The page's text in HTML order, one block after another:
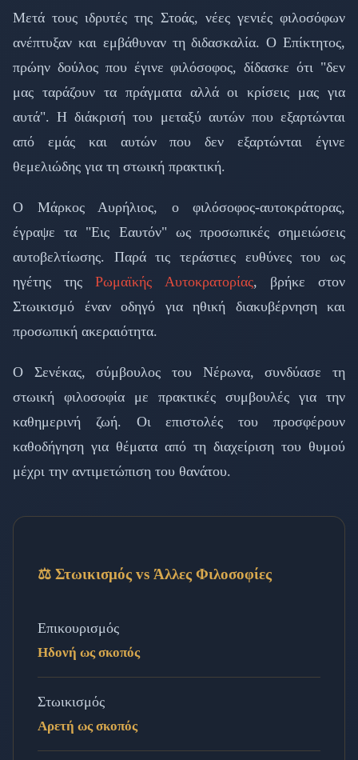
Μετά τους ιδρυτές της Στοάς, νέες γενιές φιλοσόφων
ανέπτυξαν και εμβάθυναν τη διδασκαλία. Ο Επίκτητος,
πρώην δούλος που έγινε φιλόσοφος, δίδασκε ότι "δεν
μας ταράζουν τα πράγματα αλλά οι κρίσεις μας για
αυτά". Η διάκρισή του μεταξύ αυτών που εξαρτώνται
από εμάς και αυτών που δεν εξαρτώνται έγινε
θεμελιώδης για τη στωική πρακτική.
Ο Μάρκος Αυρήλιος, ο φιλόσοφος-αυτοκράτορας,
έγραψε τα "Εις Εαυτόν" ως προσωπικές σημειώσεις
αυτοβελτίωσης. Παρά τις τεράστιες ευθύνες του ως
ηγέτης τηςΡωμαϊκής Αυτοκρατορίας, βρήκε στον
Στωικισμό έναν οδηγό για ηθική διακυβέρνηση και
προσωπική ακεραιότητα.
Ο Σενέκας, σύμβουλος του Νέρωνα, συνδύασε τη
στωική φιλοσοφία με πρακτικές συμβουλές για την
καθημερινή ζωή. Οι επιστολές του προσφέρουν
καθοδήγηση για θέματα από τη διαχείριση του θυμού
μέχρι την αντιμετώπιση του θανάτου.
⚖️ Στωικισμός vs Άλλες Φιλοσοφίες
Επικουρισμός
Ηδονή ως σκοπός
Στωικισμός
Αρετή ως σκοπός